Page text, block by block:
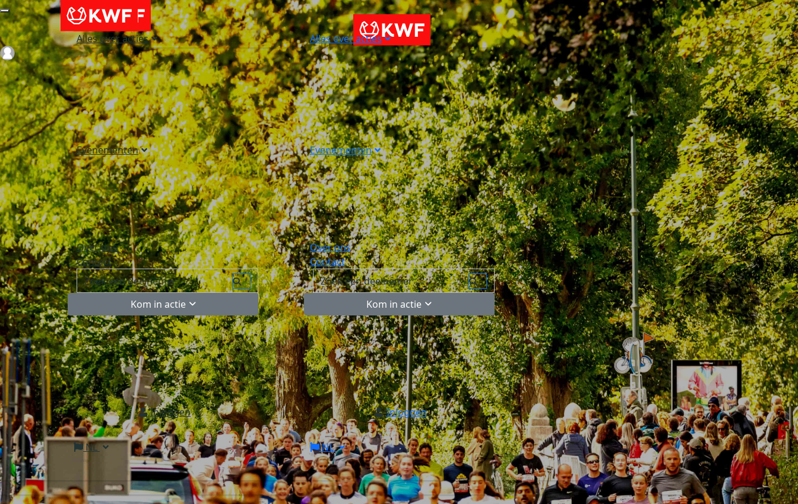
Alles over acties
Evenementen
Over ons
Contact
Kom in actie
Inloggen
NL
Alles over acties
Evenementen
Over ons
Contact
Kom in actie
Inloggen
NL
Login